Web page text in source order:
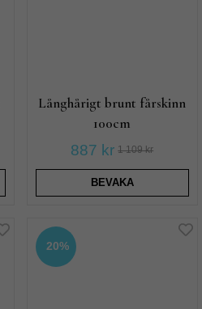
Långhårigt brunt fårskinn
100cm
887 kr 1 109 kr
BEVAKA
20%